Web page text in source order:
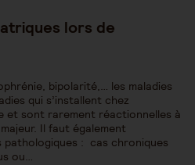
lors de
bipolarité,… les maladies
qui s’installent chez
et sont rarement réactionnelles à
Il faut également
pathologiques : cas chroniques
ou…